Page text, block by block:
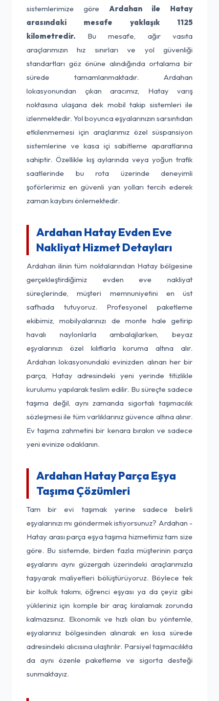
sistemlerimize göre Ardahan ile Hatay
arasındaki mesafe yaklaşık 1125
kilometredir. Bu mesafe, ağır vasıta
araçlarımızın hız sınırları ve yol güvenliği
standartları göz önüne alındığında ortalama bir
sürede tamamlanmaktadır. Ardahan
lokasyonundan çıkan aracımız, Hatay varış
noktasına ulaşana dek mobil takip sistemleri ile
izlenmektedir. Yol boyunca eşyalarınızın sarsıntıdan
etkilenmemesi için araçlarımız özel süspansiyon
sistemlerine ve kasa içi sabitleme aparatlarına
sahiptir. Özellikle kış aylarında veya yoğun trafik
saatlerinde bu rota üzerinde deneyimli
şoförlerimiz en güvenli yan yolları tercih ederek
zaman kaybını önlemektedir.
Ardahan Hatay Evden Eve
Nakliyat Hizmet Detayları
Ardahan ilinin tüm noktalarından Hatay bölgesine
gerçekleştirdiğimiz evden eve nakliyat
süreçlerinde, müşteri memnuniyetini en üst
safhada tutuyoruz. Profesyonel paketleme
ekibimiz, mobilyalarınızı de monte hale getirip
havalı naylonlarla ambalajlarken, beyaz
eşyalarınızı özel kılıflarla koruma altına alır.
Ardahan lokasyonundaki evinizden alınan her bir
parça, Hatay adresindeki yeni yerinde titizlikle
kurulumu yapılarak teslim edilir. Bu süreçte sadece
taşıma değil, aynı zamanda sigortalı taşımacılık
sözleşmesi ile tüm varlıklarınız güvence altına alınır.
Ev taşıma zahmetini bir kenara bırakın ve sadece
yeni evinize odaklanın.
Ardahan Hatay Parça Eşya
Taşıma Çözümleri
Tam bir evi taşımak yerine sadece belirli
eşyalarınızı mı göndermek istiyorsunuz? Ardahan -
Hatay arası parça eşya taşıma hizmetimiz tam size
göre. Bu sistemde, birden fazla müşterinin parça
eşyalarını aynı güzergah üzerindeki araçlarımızla
taşıyarak maliyetleri bölüştürüyoruz. Böylece tek
bir koltuk takımı, öğrenci eşyası ya da çeyiz gibi
yükleriniz için komple bir araç kiralamak zorunda
kalmazsınız. Ekonomik ve hızlı olan bu yöntemle,
eşyalarınız bölgesinden alınarak en kısa sürede
adresindeki alıcısına ulaştırılır. Parsiyel taşımacılıkta
da aynı özenle paketleme ve sigorta desteği
sunmaktayız.